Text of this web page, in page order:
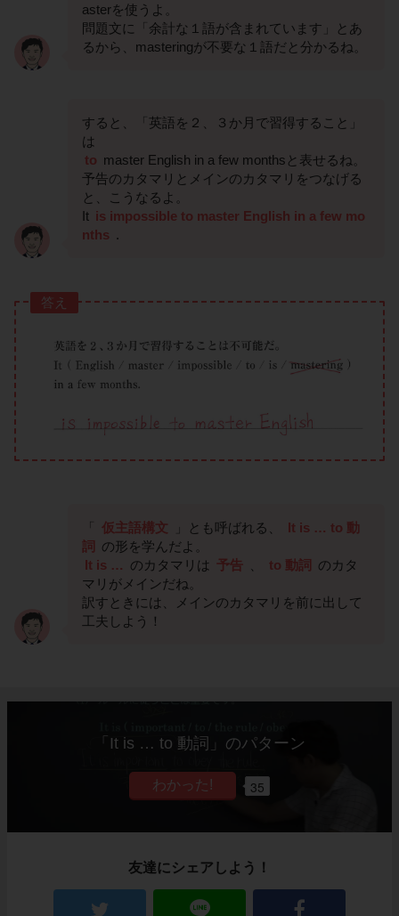
asterを使うよ。
問題文に「余計な１語が含まれています」とあ
るから、masteringが不要な１語だと分かるね。
すると、「英語を２、３か月で習得すること」
は
to master English in a few monthsと表せるね。
予告のカタマリとメインのカタマリをつなげる
と、こうなるよ。
It is impossible to master English in a few mo
nths .
答え
「 仮主語構文 」とも呼ばれる、
It is … to 動
詞 の形を学んだよ。
It is … のカタマリは 予告 to 動詞 のカタ
マリがメインだね。
訳すときには、メインのカタマリを前に出して
工夫しよう！
「It is … to 動詞」のパターン
35
友達にシェアしよう！